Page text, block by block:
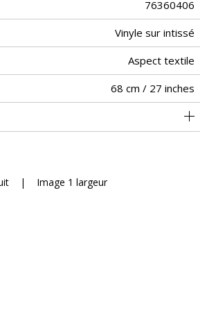
76360406
Vinyle sur intissé
Aspect textile
68 cm / 27 inches
300 cm / 118 inches
272 cm
Raccord droit
4
330
Lessivable
Encollage du mur
Arrachage à sec
A+
Class A
B s2 d0
Italie
| Image 1 largeur